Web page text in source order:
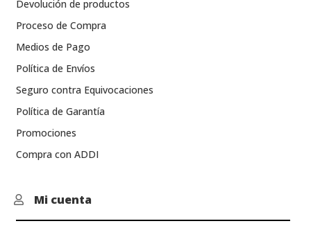
Devolución de productos
Proceso de Compra
Medios de Pago
Política de Envíos
Seguro contra Equivocaciones
Política de Garantía
Promociones
Compra con ADDI
 Mi cuenta